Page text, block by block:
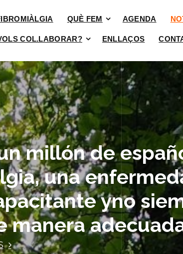
QUÈ FEM AGENDA
COL.LABORAR? ENLLAÇOS
millón de
una
yno
manera